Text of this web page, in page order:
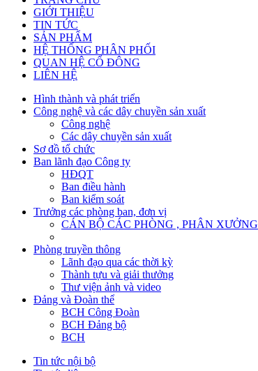
GIỚI THIỆU
TIN TỨC
SẢN PHẨM
HỆ THỐNG PHÂN PHỐI
QUAN HỆ CỔ ĐÔNG
LIÊN HỆ
Hình thành và phát triển
Công nghệ và các dây chuyền sản xuất
Công nghệ
Các dây chuyền sản xuất
Sơ đồ tổ chức
Ban lãnh đạo Công ty
HĐQT
Ban điều hành
Ban kiểm soát
Trưởng các phòng ban, đơn vị
CÁN BỘ CÁC PHÒNG , PHÂN XƯỞNG
Phòng truyền thông
Lãnh đạo qua các thời kỳ
Thành tựu và giải thưởng
Thư viện ảnh và video
Đảng và Đoàn thể
BCH Công Đoàn
BCH Đảng bộ
BCH
Tin tức nội bộ